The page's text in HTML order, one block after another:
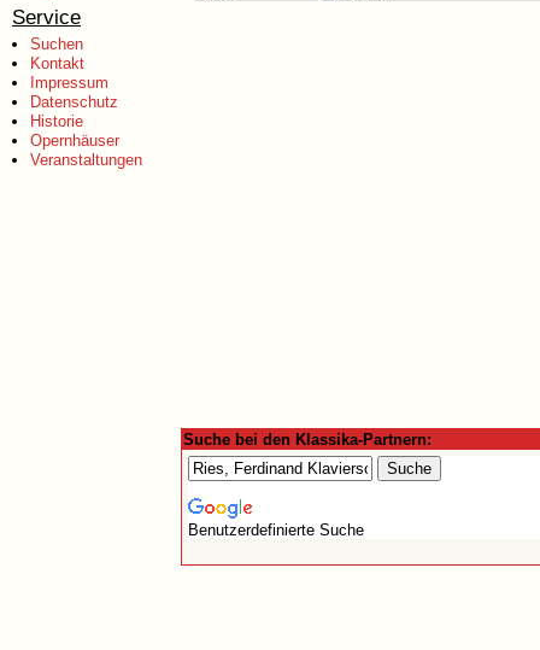
Service
Suchen
Kontakt
Impressum
Datenschutz
Historie
Opernhäuser
Veranstaltungen
Suche bei den Klassika-Partnern:
Benutzerdefinierte Suche